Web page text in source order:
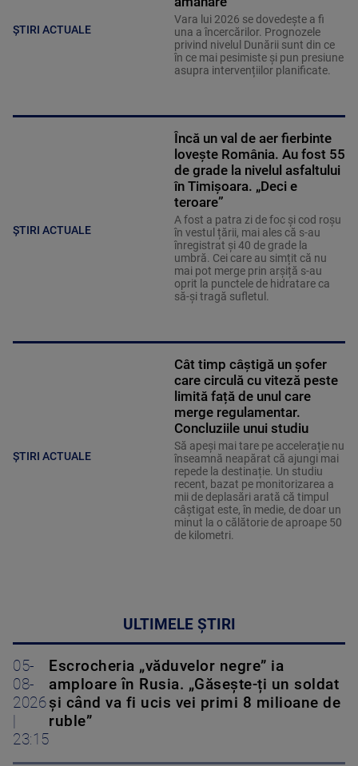
ȘTIRI ACTUALE
Vara lui 2026 se dovedește a fi
una a încercărilor. Prognozele
privind nivelul Dunării sunt din ce
în ce mai pesimiste și pun presiune
asupra intervențiilor planificate.
ȘTIRI ACTUALE
Încă un val de aer fierbinte
lovește România. Au fost 55
de grade la nivelul asfaltului
în Timișoara. „Deci e
teroare”
A fost a patra zi de foc și cod roșu
în vestul țării, mai ales că s-au
înregistrat și 40 de grade la
umbră. Cei care au simțit că nu
mai pot merge prin arșiță s-au
oprit la punctele de hidratare ca
să-și tragă sufletul.
ȘTIRI ACTUALE
Cât timp câștigă un șofer
care circulă cu viteză peste
limită față de unul care
merge regulamentar.
Concluziile unui studiu
Să apeși mai tare pe accelerație nu
înseamnă neapărat că ajungi mai
repede la destinație. Un studiu
recent, bazat pe monitorizarea a
mii de deplasări arată că timpul
câștigat este, în medie, de doar un
minut la o călătorie de aproape 50
de kilometri.
ULTIMELE ȘTIRI
05-
08-
2026
23:15
Escrocheria „văduvelor negre” ia
amploare în Rusia. „Găsește-ți un soldat
și când va fi ucis vei primi 8 milioane de
ruble”